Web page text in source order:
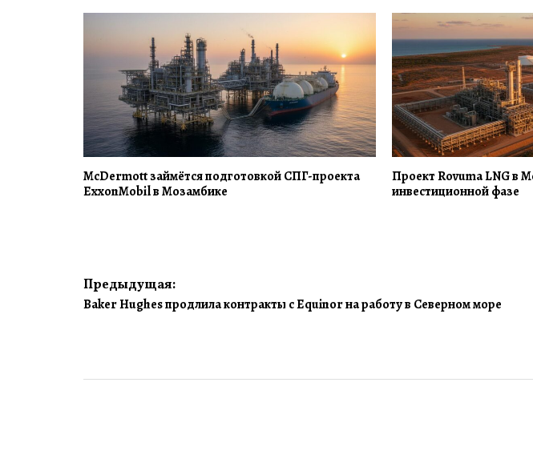
McDermott займётся подготовкой СПГ-проекта
ExxonMobil в Мозамбике
Проект Rovuma LNG в
инвестиционной фазе
Навигация
Предыдущая:
Baker Hughes продлила контракты с Equinor на работу в Северном море